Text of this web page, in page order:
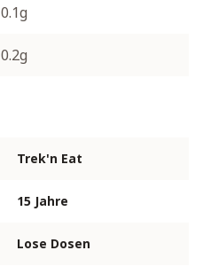
0.1g
0.2g
Trek'n Eat
15 Jahre
Lose Dosen